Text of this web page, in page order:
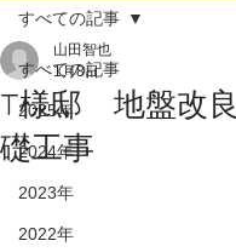
すべての記事
2025年
2024年
2023年
2022年
すべての記事
T様邸 地盤改
礎工事
山田智也
1月8日